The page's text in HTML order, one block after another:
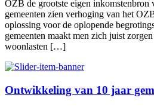
OZB de grootste eigen inkomstenbron
gemeenten zien verhoging van het
oplossing voor de oplopende
gemeenten maakt men zich juist
woonlasten […]
Ontwikkeling van 10 jaar